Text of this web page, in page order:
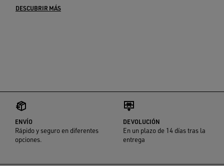
DESCUBRIR MÁS
ENVÍO
Rápido y seguro en diferentes
opciones.
DEVOLUCIÓN
En un plazo de 14 días tras la
entrega